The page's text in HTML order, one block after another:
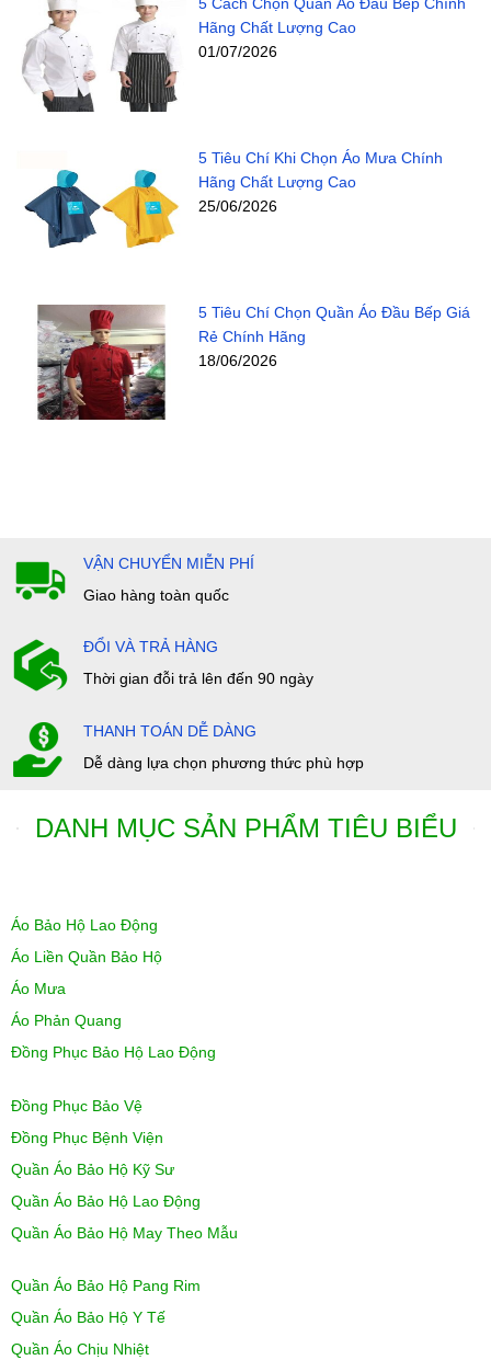
5 Cách Chọn Quần Áo Đầu Bếp Chính
Hãng Chất Lượng Cao
01/07/2026
5 Tiêu Chí Khi Chọn Áo Mưa Chính
Hãng Chất Lượng Cao
25/06/2026
5 Tiêu Chí Chọn Quần Áo Đầu Bếp Giá
Rẻ Chính Hãng
18/06/2026
VẬN CHUYỂN MIỄN PHÍ
Giao hàng toàn quốc
ĐỔI VÀ TRẢ HÀNG
Thời gian đỗi trả lên đến 90 ngày
THANH TOÁN DỄ DÀNG
Dễ dàng lựa chọn phương thức phù hợp
DANH MỤC SẢN PHẨM TIÊU BIỂU
Áo Bảo Hộ Lao Động
Áo Liền Quần Bảo Hộ
Áo Mưa
Áo Phản Quang
Đồng Phục Bảo Hộ Lao Động
Đồng Phục Bảo Vệ
Đồng Phục Bệnh Viện
Quần Áo Bảo Hộ Kỹ Sư
Quần Áo Bảo Hộ Lao Động
Quần Áo Bảo Hộ May Theo Mẫu
Quần Áo Bảo Hộ Pang Rim
Quần Áo Bảo Hộ Y Tế
Quần Áo Chịu Nhiệt